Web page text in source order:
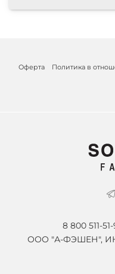
Оферта
Политика в
8 800 511-
ООО "А-ФЭШЕН",